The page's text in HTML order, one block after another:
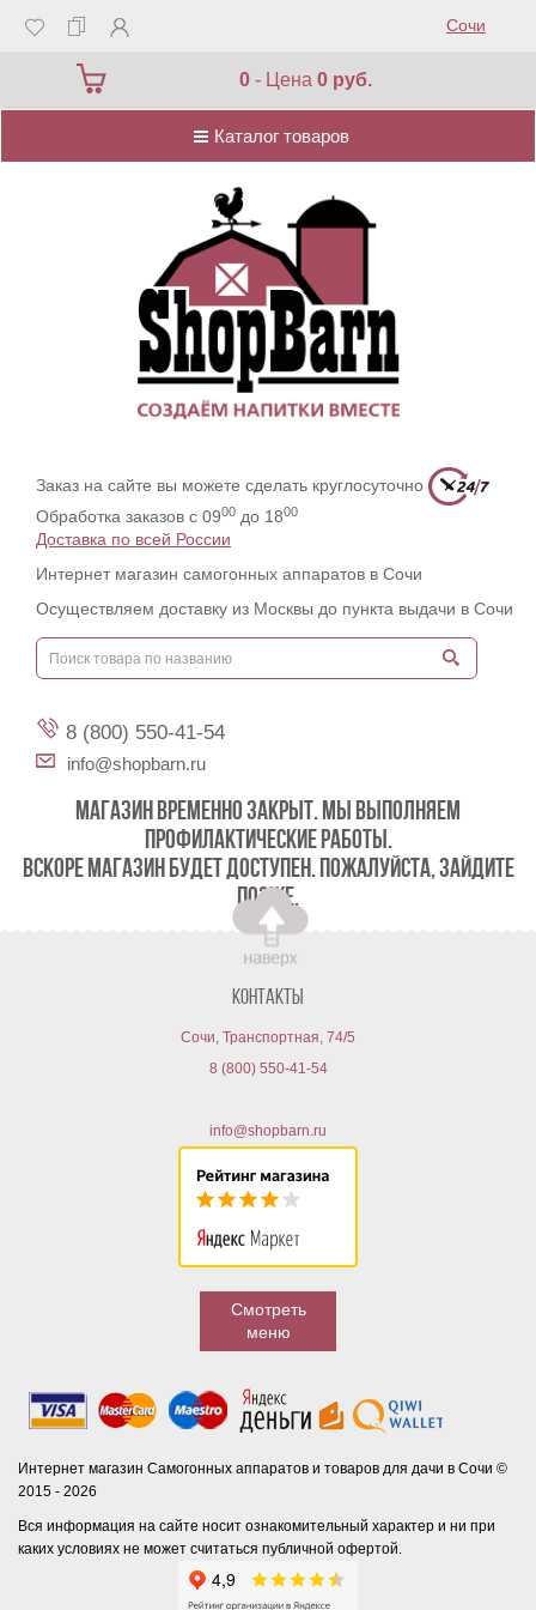
Сочи
0 - Цена0 руб.
Каталог товаров
Каталог товаров
Заказ на сайте вы можете сделать круглосуточно
Обработка заказов с 0900 до 1800
Доставка по всей России
Интернет магазин самогонных аппаратов в Сочи
Осуществляем доставку из Москвы до пункта выдачи в Сочи
8 (800) 550-41-54
info@shopbarn.ru
МАГАЗИН ВРЕМЕННО ЗАКРЫТ. МЫ ВЫПОЛНЯЕМ
ПРОФИЛАКТИЧЕСКИЕ РАБОТЫ.
ВСКОРЕ МАГАЗИН БУДЕТ ДОСТУПЕН. ПОЖАЛУЙСТА, ЗАЙДИТЕ
ПОЗЖЕ.
Контакты
Сочи, Транспортная, 74/5
8 (800) 550-41-54
info@shopbarn.ru
Смотреть
меню
Интернет магазин Самогонных аппаратов и товаров для дачи в Сочи ©
2015 - 2026
Вся информация на сайте носит ознакомительный характер и ни при
каких условиях не может считаться публичной офертой.